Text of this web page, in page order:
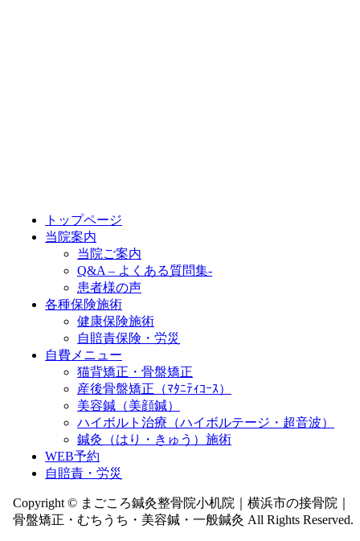
トップページ
当院案内
当院ご案内
Q&A – よくある質問集-
患者様の声
各種保険施術
健康保険施術
自賠責保険・労災
自費メニュー
猫背矯正・骨盤矯正
産後骨盤矯正（ﾏﾀﾆﾃｨｺｰｽ）
美容鍼（美顔鍼）
ハイボルト治療（ハイボルテージ・超音波）
鍼灸（はり・きゅう）施術
WEB予約
自賠責・労災
Copyright © まごころ鍼灸整骨院小机院｜横浜市の接骨院｜
骨盤矯正・むちうち・美容鍼・一般鍼灸 All Rights Reserved.